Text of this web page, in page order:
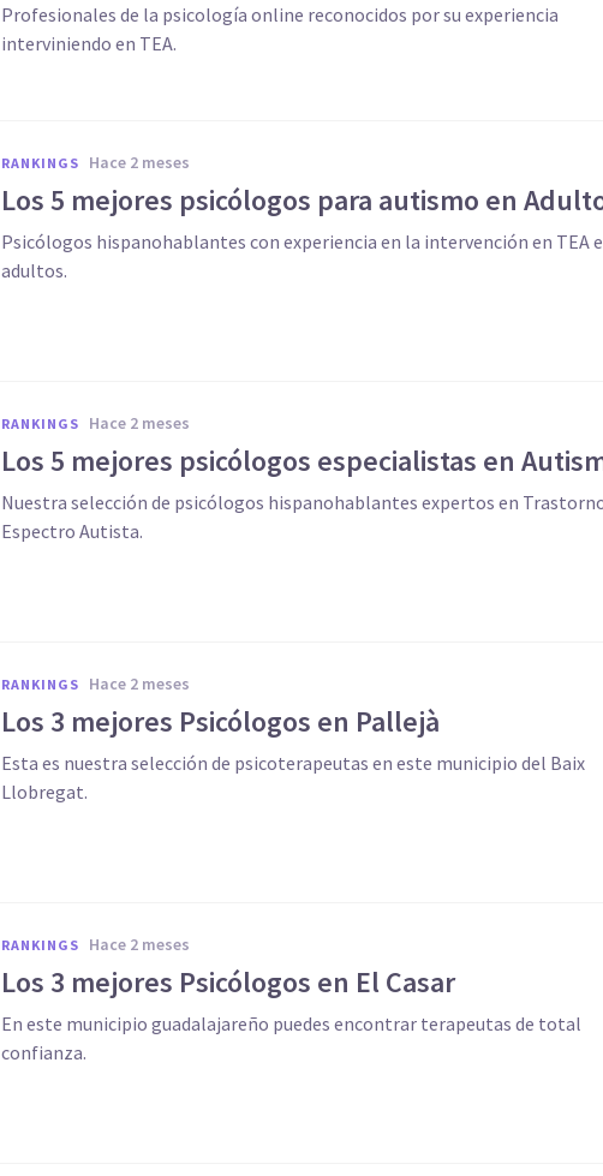
Profesionales de la psicología online reconocidos por su experiencia
interviniendo en TEA.
RANKINGS hace 2 meses
Los 5 mejores psicólogos para autismo en
Psicólogos hispanohablantes con experiencia en la intervención en TEA
adultos.
RANKINGS hace 2 meses
Los 5 mejores psicólogos especialistas en
Nuestra selección de psicólogos hispanohablantes expertos en
Espectro Autista.
RANKINGS hace 2 meses
Los 3 mejores Psicólogos en Pallejà
Esta es nuestra selección de psicoterapeutas en este municipio del Baix
Llobregat.
RANKINGS hace 2 meses
Los 3 mejores Psicólogos en El Casar
En este municipio guadalajareño puedes encontrar terapeutas de total
confianza.